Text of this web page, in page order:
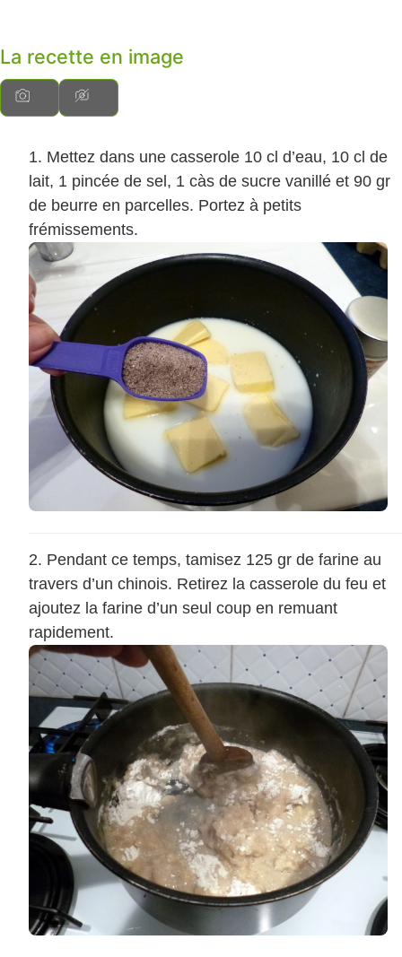
La recette en image
Mettez dans une casserole 10 cl d’eau, 10 cl de
lait, 1 pincée de sel, 1 càs de sucre vanillé et 90 gr
de beurre en parcelles. Portez à petits
frémissements.
Pendant ce temps, tamisez 125 gr de farine au
travers d’un chinois. Retirez la casserole du feu et
ajoutez la farine d’un seul coup en remuant
rapidement.